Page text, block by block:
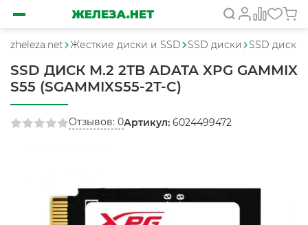
zheleza.net Жесткие диски и SSD SSD диски SSD диск
SSD ДИСК M.2 2TB ADATA XPG GAMMIX
S55 (SGAMMIXS55-2T-C)
Отзывов: 0Артикул: 6024499472